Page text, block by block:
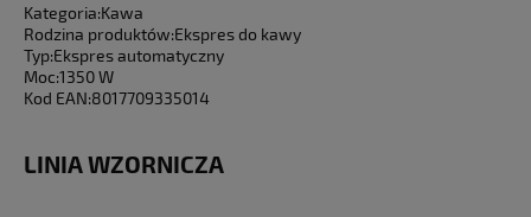
Kategoria:Kawa
Rodzina produktów:Ekspres do kawy
Typ:Ekspres automatyczny
Moc:1350 W
Kod EAN:8017709335014
LINIA WZORNICZA